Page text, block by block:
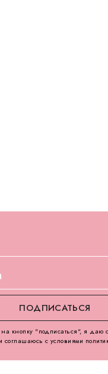
кнопку "подписаться", я даю
и соглашаюсь с условиями